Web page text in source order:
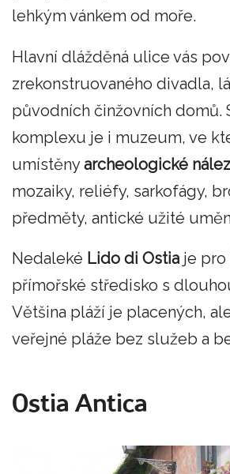
lehkým vánkem od moře.
Hlavní dlážděná ulice vás
zrekonstruovaného divadla,
původních činžovních domů.
komplexu je i muzeum, ve
umístěnyarcheologické
mozaiky, reliéfy, sarkofágy,
předměty, antické užité
Nedaleké Lido di Ostia je pro
přímořské středisko s
Většina pláží je placených,
veřejné pláže bez služeb a
Ostia Antica